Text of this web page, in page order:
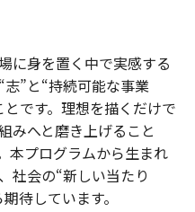
に身を置く中で実感する
”と“持続可能な事業
です。理想を描くだけで
みへと磨き上げること
本プログラムから生まれ
社会の“新しい当たり
待しています。